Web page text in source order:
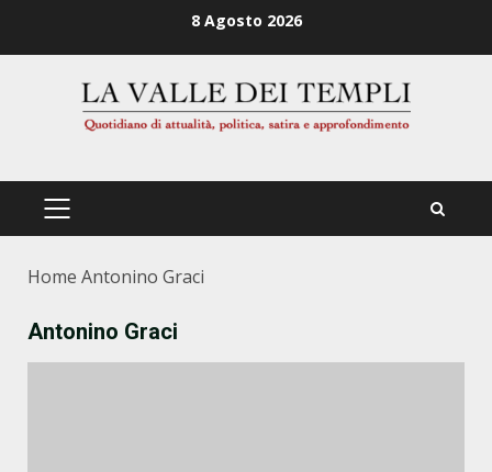
8 Agosto 2026
PRIMÄRES
Home Antonino Graci
Antonino Graci